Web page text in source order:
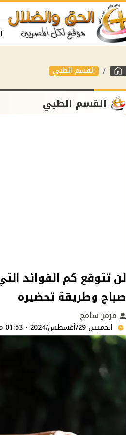
القسم الطبي
القسم الطبي
لن تتوقع كم الفوائد
صباح وطريقة تحضيره
مرمر سامح
الخميس 29/أغسطس/2024 - 01:53 م